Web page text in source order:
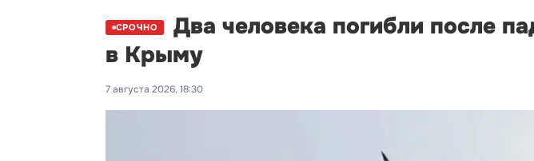
СРОЧНО
Два человека погибли после
в Крыму
7 августа 2026, 18:30